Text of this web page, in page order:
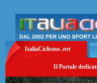
ItaliaCiclismo .net
Il Portale